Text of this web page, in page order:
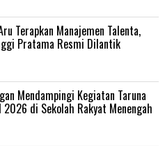
Terapkan Manajemen Talenta,
Pratama Resmi Dilantik
Mendampingi Kegiatan Taruna
di Sekolah Rakyat Menengah